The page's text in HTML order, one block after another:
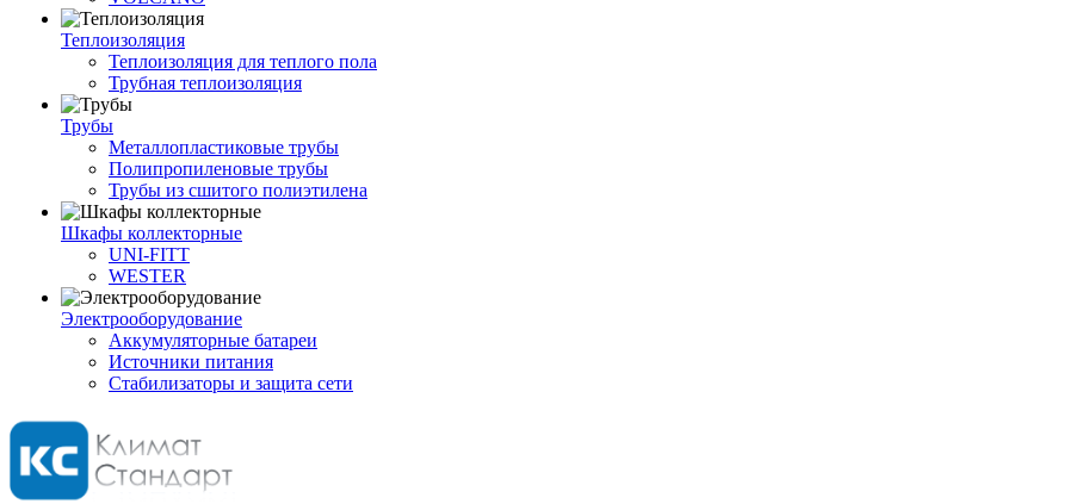
Теплоизоляция
Теплоизоляция для теплого пола
Трубная теплоизоляция
Трубы
Металлопластиковые трубы
Полипропиленовые трубы
Трубы из сшитого полиэтилена
Шкафы коллекторные
UNI-FITT
WESTER
Электрооборудование
Аккумуляторные батареи
Источники питания
Стабилизаторы и защита сети